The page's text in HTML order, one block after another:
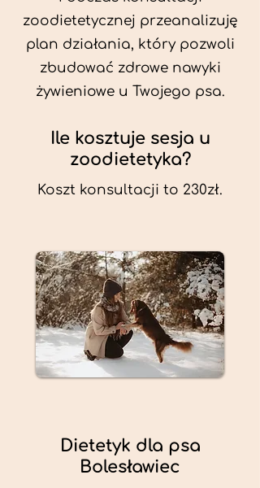
zoodietetycznej przeanalizuję
plan działania, który pozwoli
zbudować zdrowe nawyki
żywieniowe u Twojego psa.
Ile kosztuje sesja u
zoodietetyka?
Koszt konsultacji to 230zł.
Dietetyk dla psa
Bolesławiec